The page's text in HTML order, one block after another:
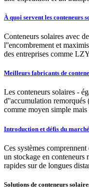
À quoi servent les conteneurs
Conteneurs solaires avec
l''encombrement et
des entreprises comme
Meilleurs fabricants de
Les conteneurs solaires -
d''accumulation
comme moyen simple
Introduction et défis du
Ces systèmes
un stockage en conteneurs
rapides sur de longues
Solutions de conteneurs